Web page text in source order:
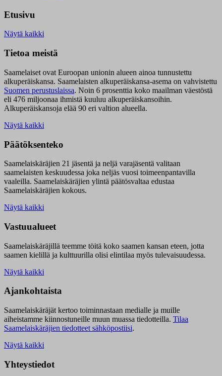
Etusivu
Näytä kaikki
Tietoa meistä
Saamelaiset ovat Euroopan unionin alueen ainoa tunnustettu
alkuperäiskansa. Saamelaisten alkuperäiskansa-asema on vahvistettu
Suomen perustuslaissa. Noin 6 prosenttia koko maailman väestöstä
eli 476 miljoonaa ihmistä kuuluu alkuperäiskansoihin.
Alkuperäiskansoja elää 90 eri valtion alueella.
Näytä kaikki
Päätöksenteko
Saamelaiskäräjien 21 jäsentä ja neljä varajäsentä valitaan
saamelaisten keskuudessa joka neljäs vuosi toimeenpantavilla
vaaleilla. Saamelaiskäräjien ylintä päätösvaltaa edustaa
Saamelaiskäräjien kokous.
Näytä kaikki
Vastuualueet
Saamelaiskäräjillä teemme töitä koko saamen kansan eteen, jotta
saamen kielillä ja kulttuurilla olisi elintilaa myös tulevaisuudessa.
Näytä kaikki
Ajankohtaista
Saamelaiskäräjät kertoo toiminnastaan medialle ja muille
aiheistamme kiinnostuneille muun muassa tiedotteilla. Tilaa
Saamelaiskäräjien tiedotteet sähköpostiisi.
Näytä kaikki
Yhteystiedot